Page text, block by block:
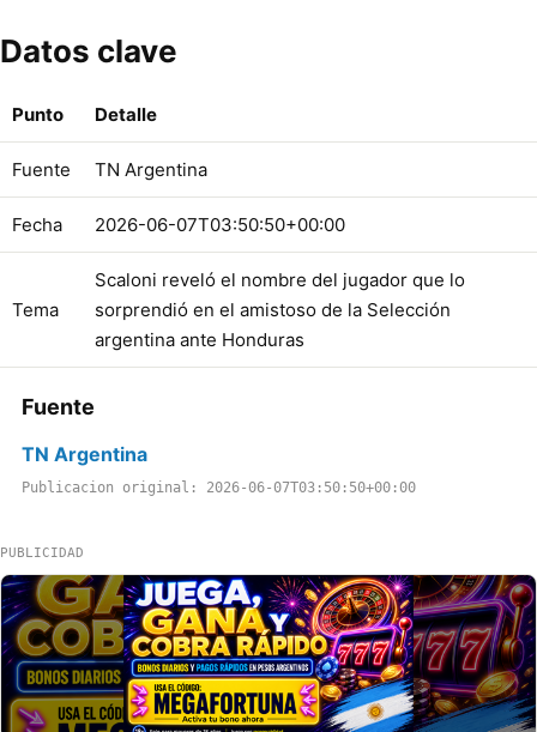
Datos clave
Punto Detalle
Fuente TN Argentina
Fecha 2026-06-07T03:50:50+00:00
Tema
Scaloni reveló el nombre del jugador que lo
sorprendió en el amistoso de la Selección
argentina ante Honduras
Fuente
TN Argentina
Publicacion original: 2026-06-07T03:50:50+00:00
PUBLICIDAD